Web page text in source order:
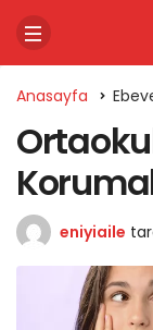
Anasayfa
Ortaokul
eniyiaile